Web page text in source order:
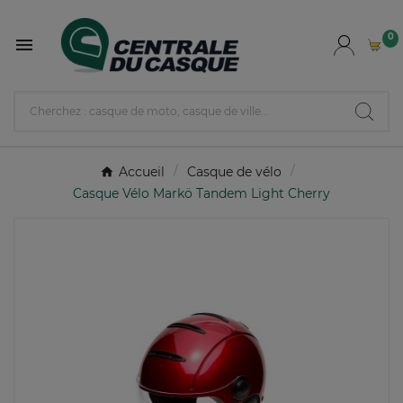
 0
Accueil
Casque de vélo
Casque Vélo Markö Tandem Light Cherry